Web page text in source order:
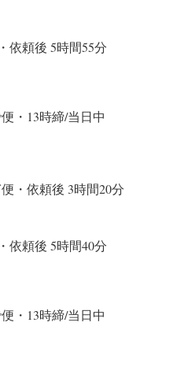
依頼後 5時間55分
・13時締/当日中
・依頼後 3時間20分
依頼後 5時間40分
・13時締/当日中